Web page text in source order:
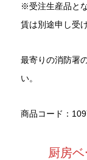
※受注生産品と
賃は別途申し受
最寄りの消防署
い。
商品コード：
厨房